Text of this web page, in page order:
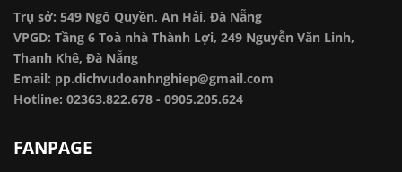
Trụ sở: 549 Ngô Quyền, An Hải, Đà Nẵng
VPGD: Tầng 6 Toà nhà Thành Lợi, 249 Nguyễn Văn Linh,
Thanh Khê, Đà Nẵng
Email: pp.dichvudoanhnghiep@gmail.com
Hotline: 02363.822.678 - 0905.205.624
FANPAGE